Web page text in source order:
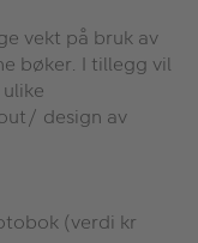
vekt på bruk av
bøker. I tillegg vil
design av
(verdi kr